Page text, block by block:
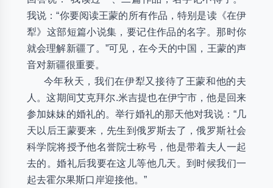
我说：“你要阅读王蒙的所有作品，特别是读《在伊
犁》这部短篇小说集，要记住作品的名字。那时你
就会理解新疆了。”可见，在今天的中国，王蒙的声
音对新疆很重要。
今年秋天，我们在伊犁又接待了王蒙和他的夫
人。这期间艾克拜尔.米吉提也在伊宁市，他是回来
参加妹妹的婚礼的。举行婚礼的那天他对我说：“几
天以后王蒙要来，先生到俄罗斯去了，俄罗斯社会
科学院将授予他名誉院士称号，他是带着夫人一起
去的。婚礼后我要在这儿等他几天。到时候我们一
起去霍尔果斯口岸迎接他。”